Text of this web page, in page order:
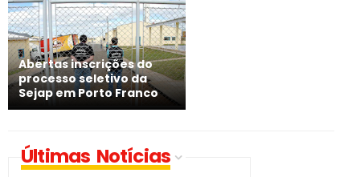
Abertas inscrições do
processo seletivo da
Sejap em Porto Franco
Últimas Notícias